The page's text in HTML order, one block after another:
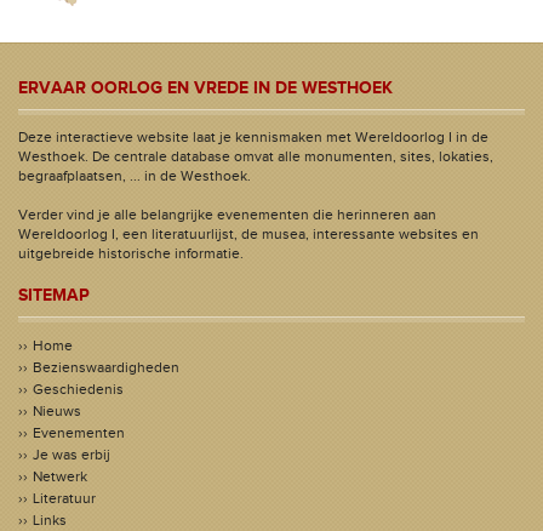
ERVAAR OORLOG EN VREDE IN DE WESTHOEK
Deze interactieve website laat je kennismaken met Wereldoorlog I in de
Westhoek. De centrale database omvat alle monumenten, sites, lokaties,
begraafplaatsen, ... in de Westhoek.
Verder vind je alle belangrijke evenementen die herinneren aan
Wereldoorlog I, een literatuurlijst, de musea, interessante websites en
uitgebreide historische informatie.
SITEMAP
Home
Bezienswaardigheden
Geschiedenis
Nieuws
Evenementen
Je was erbij
Netwerk
Literatuur
Links